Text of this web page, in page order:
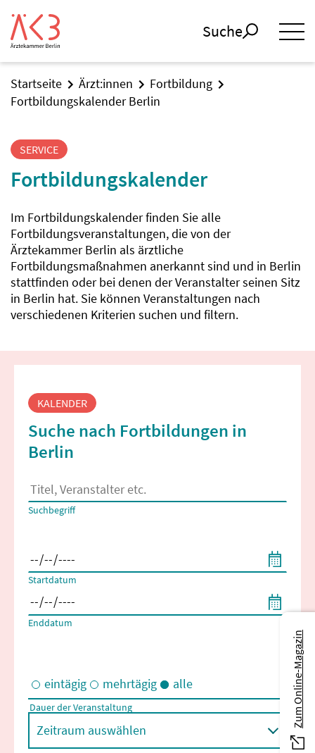
Suche
Startseite Ärzt:innen
Fortbildung
Fortbildungskalender Berlin
SERVICE
Fortbildungskalender
Im Fortbildungskalender finden Sie alle
Fortbildungsveranstaltungen, die von der
Ärztekammer Berlin als ärztliche
Fortbildungsmaßnahmen anerkannt sind und in Berlin
stattfinden oder bei denen der Veranstalter seinen Sitz
in Berlin hat. Sie können Veranstaltungen nach
verschiedenen Kriterien suchen und filtern.
Fortbildungssuche
KALENDER
Suche nach Fortbildungen in
Berlin
Es erscheinen Suchvorschläge, wenn mindestens 2 Zeichen
Suchbegriff
Startdatum
Enddatum
Eintägige und/oder mehrtägige Veranstaltungen
eintägig mehrtägig alle
Dauer der Veranstaltung
Zeitraum auswählen
Zum Online-Magazin